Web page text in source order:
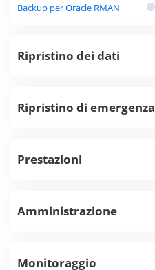
Backup per Oracle RMAN
Ripristino dei dati
Ripristino di emergenza
Prestazioni
Amministrazione
Monitoraggio